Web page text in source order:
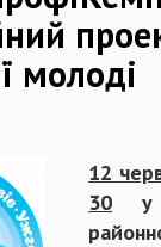
молоді
12
30 у